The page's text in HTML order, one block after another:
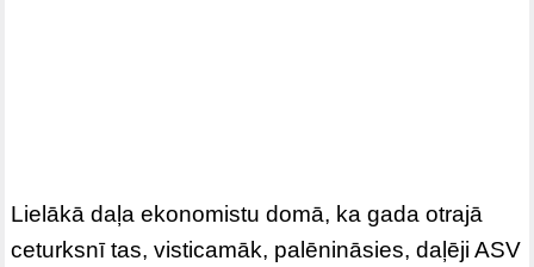
Lielākā daļa ekonomistu domā, ka gada otrajā
ceturksnī tas, visticamāk, palēnināsies, daļēji ASV